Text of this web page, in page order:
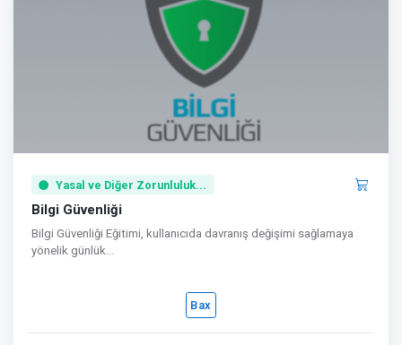
Yasal ve Diğer Zorunluluk...
Bilgi Güvenliği
Bilgi Güvenliği Eğitimi, kullanıcıda davranış değişimi sağlamaya
yönelik günlük...
Bax